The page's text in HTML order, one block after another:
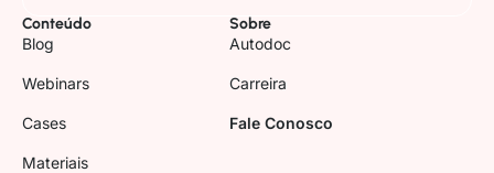
Conteúdo
Blog
Webinars
Cases
Materiais
Sobre
Autodoc
Carreira
Fale Conosco